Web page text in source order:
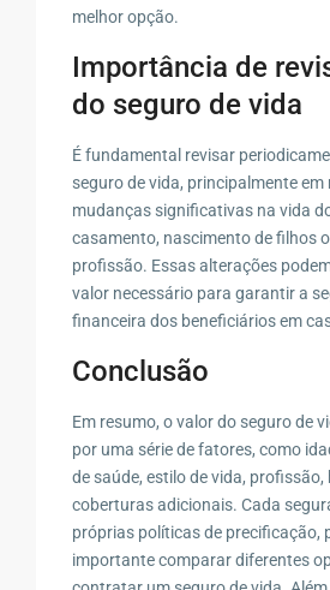
melhor opção.
Importância de
do seguro de vida
É fundamental revisar
seguro de vida, principalmente
mudanças significativas na vida
casamento, nascimento de filhos
profissão. Essas alterações
valor necessário para garantir a
financeira dos beneficiários em
Conclusão
Em resumo, o valor do seguro de
por uma série de fatores, como
de saúde, estilo de vida, profissão,
coberturas adicionais. Cada
próprias políticas de precificação,
importante comparar diferentes